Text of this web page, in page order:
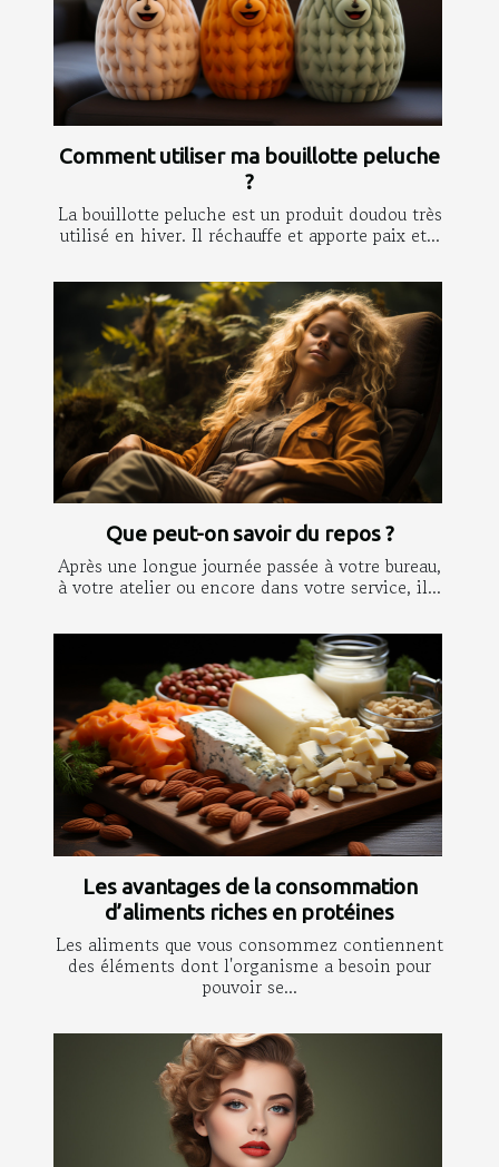
Comment utiliser ma bouillotte peluche
?
La bouillotte peluche est un produit doudou très
utilisé en hiver. Il réchauffe et apporte paix et...
Que peut-on savoir du repos ?
Après une longue journée passée à votre bureau,
à votre atelier ou encore dans votre service, il...
Les avantages de la consommation
d’aliments riches en protéines
Les aliments que vous consommez contiennent
des éléments dont l'organisme a besoin pour
pouvoir se...